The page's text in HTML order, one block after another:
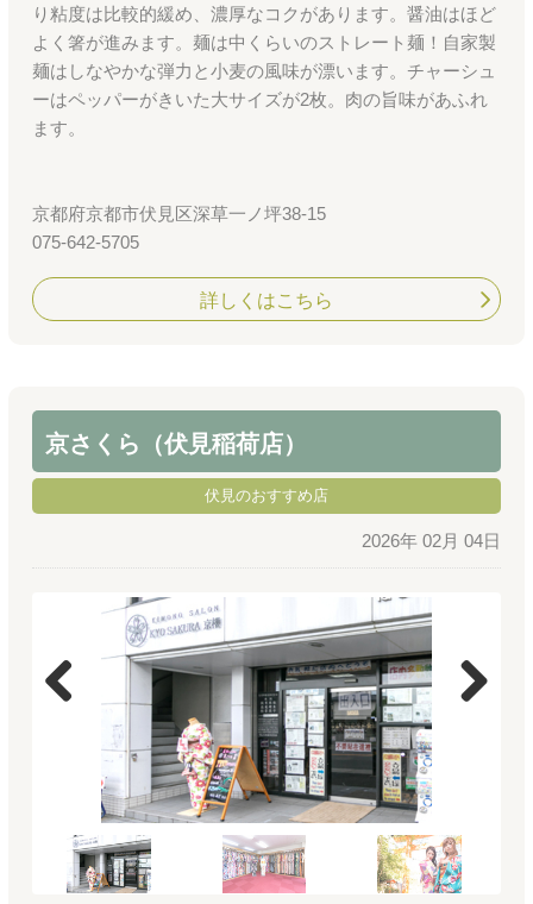
り粘度は比較的緩め、濃厚なコクがあります。醤油はほど
よく箸が進みます。麺は中くらいのストレート麺！自家製
麺はしなやかな弾力と小麦の風味が漂います。チャーシュ
ーはペッパーがきいた大サイズが2枚。肉の旨味があふれ
ます。
京都府京都市伏見区深草一ノ坪38-15
075-642-5705
詳しくはこちら
京さくら（伏見稲荷店）
伏見のおすすめ店
2026年 02月 04日